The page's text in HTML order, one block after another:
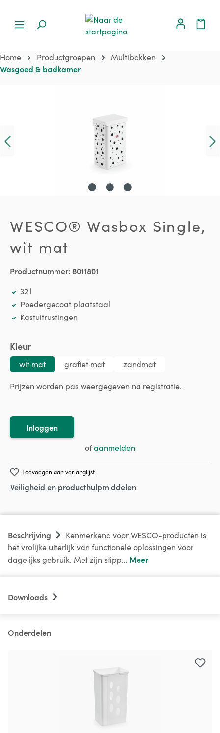
Home Productgroepen Multibakken
Wasgoed & badkamer
WESCO® Wasbox Single,
wit mat
Productnummer:8011801
32 l
Poedergecoat plaatstaal
Kastuitrustingen
Selecteer
Kleur
wit mat grafiet mat zandmat
Prijzen worden pas weergegeven na registratie.
Inloggen
ofaanmelden
Toevoegen aan verlanglijst
Veiligheid en producthulpmiddelen
Beschrijving
Kenmerkend voor WESCO-producten is
het vrolijke uiterlijk van functionele oplossingen voor
dagelijks gebruik. Met zijn stipp… Meer
Downloads
Onderdelen